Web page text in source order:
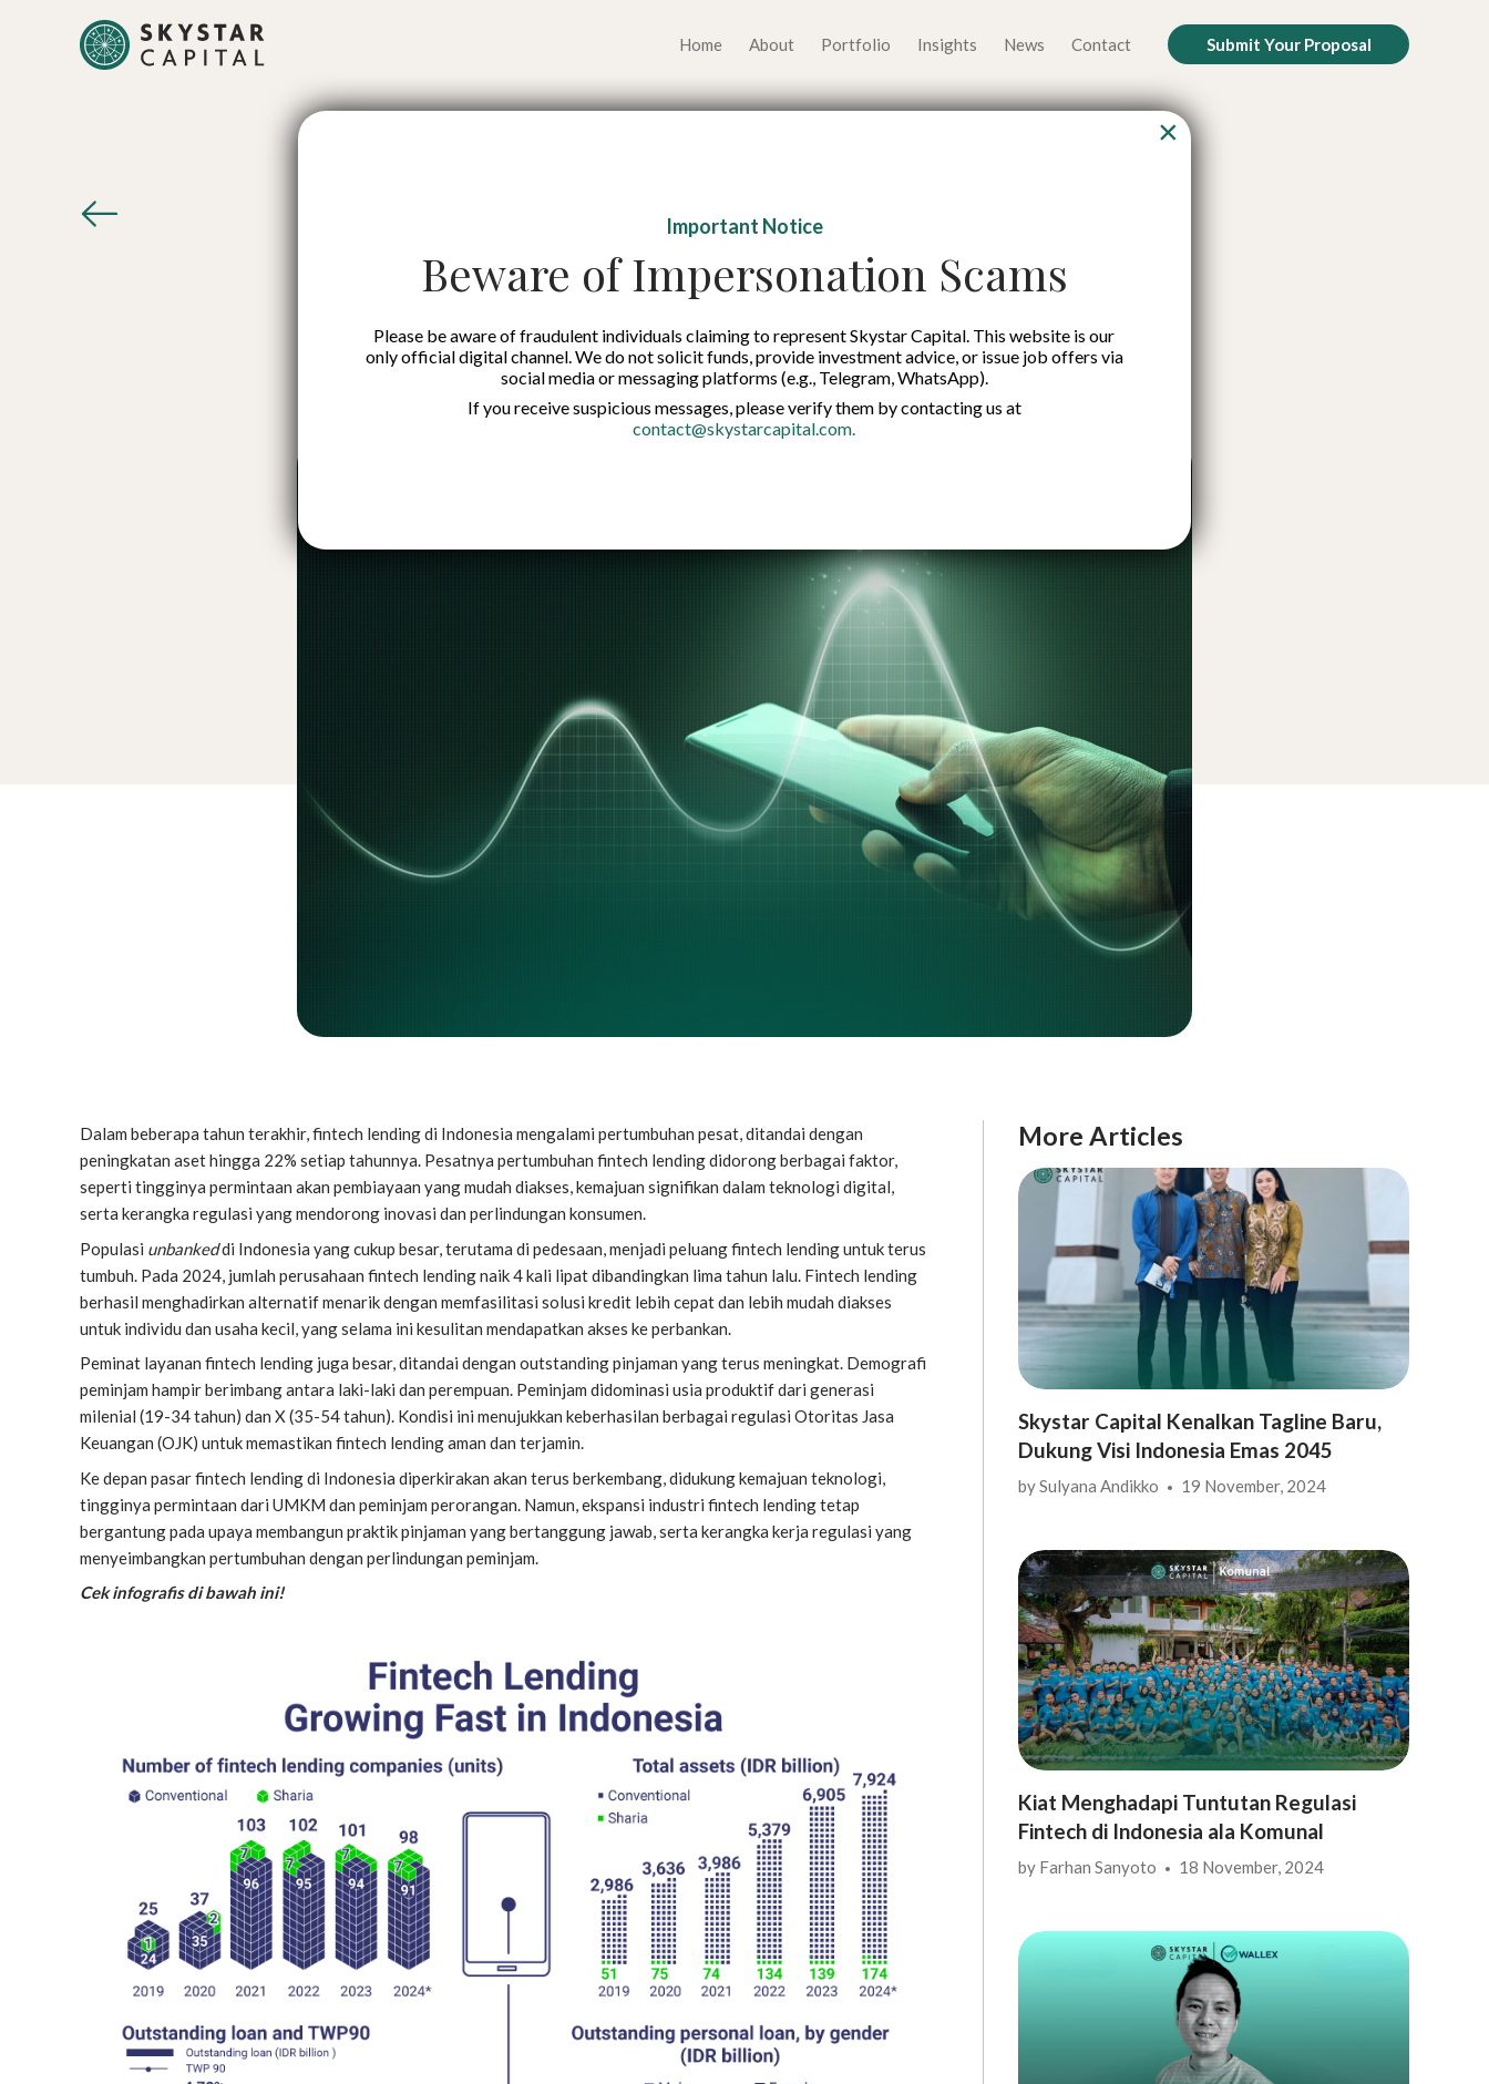
Home About Portfolio Insights News Contact Submit Your Proposal
[Infografik] Fintech Lending Tumbuh
Pesat di Indonesia
Published on: 20 Nov 2024
Indonesian
Dalam beberapa tahun terakhir, fintech lending di Indonesia mengalami pertumbuhan pesat, ditandai dengan
peningkatan aset hingga 22% setiap tahunnya. Pesatnya pertumbuhan fintech lending didorong berbagai faktor,
seperti tingginya permintaan akan pembiayaan yang mudah diakses, kemajuan signifikan dalam teknologi digital,
serta kerangka regulasi yang mendorong inovasi dan perlindungan konsumen.
Populasi unbankeddi Indonesia yang cukup besar, terutama di pedesaan, menjadi peluang fintech lending untuk terus
tumbuh. Pada 2024, jumlah perusahaan fintech lending naik 4 kali lipat dibandingkan lima tahun lalu. Fintech lending
berhasil menghadirkan alternatif menarik dengan memfasilitasi solusi kredit lebih cepat dan lebih mudah diakses
untuk individu dan usaha kecil, yang selama ini kesulitan mendapatkan akses ke perbankan.
Peminat layanan fintech lending juga besar, ditandai dengan outstanding pinjaman yang terus meningkat. Demografi
peminjam hampir berimbang antara laki-laki dan perempuan. Peminjam didominasi usia produktif dari generasi
milenial (19-34 tahun) dan X (35-54 tahun). Kondisi ini menujukkan keberhasilan berbagai regulasi Otoritas Jasa
Keuangan (OJK) untuk memastikan fintech lending aman dan terjamin.
Ke depan pasar fintech lending di Indonesia diperkirakan akan terus berkembang, didukung kemajuan teknologi,
tingginya permintaan dari UMKM dan peminjam perorangan. Namun, ekspansi industri fintech lending tetap
bergantung pada upaya membangun praktik pinjaman yang bertanggung jawab, serta kerangka kerja regulasi yang
menyeimbangkan pertumbuhan dengan perlindungan peminjam.
Cek infografis di bawah ini!
More Articles
Skystar Capital Kenalkan Tagline Baru,
Dukung Visi Indonesia Emas 2045
bySulyana Andikko 19 November, 2024
Kiat Menghadapi Tuntutan Regulasi
Fintech di Indonesia ala Komunal
by Farhan Sanyoto 18 November, 2024
Important Notice
Beware of Impersonation Scams
Please be aware of fraudulent individuals claiming to represent Skystar Capital. This website is our
only official digital channel. We do not solicit funds, provide investment advice, or issue job offers via
social media or messaging platforms (e.g., Telegram, WhatsApp).
If you receive suspicious messages, please verify them by contacting us at
contact@skystarcapital.com
×